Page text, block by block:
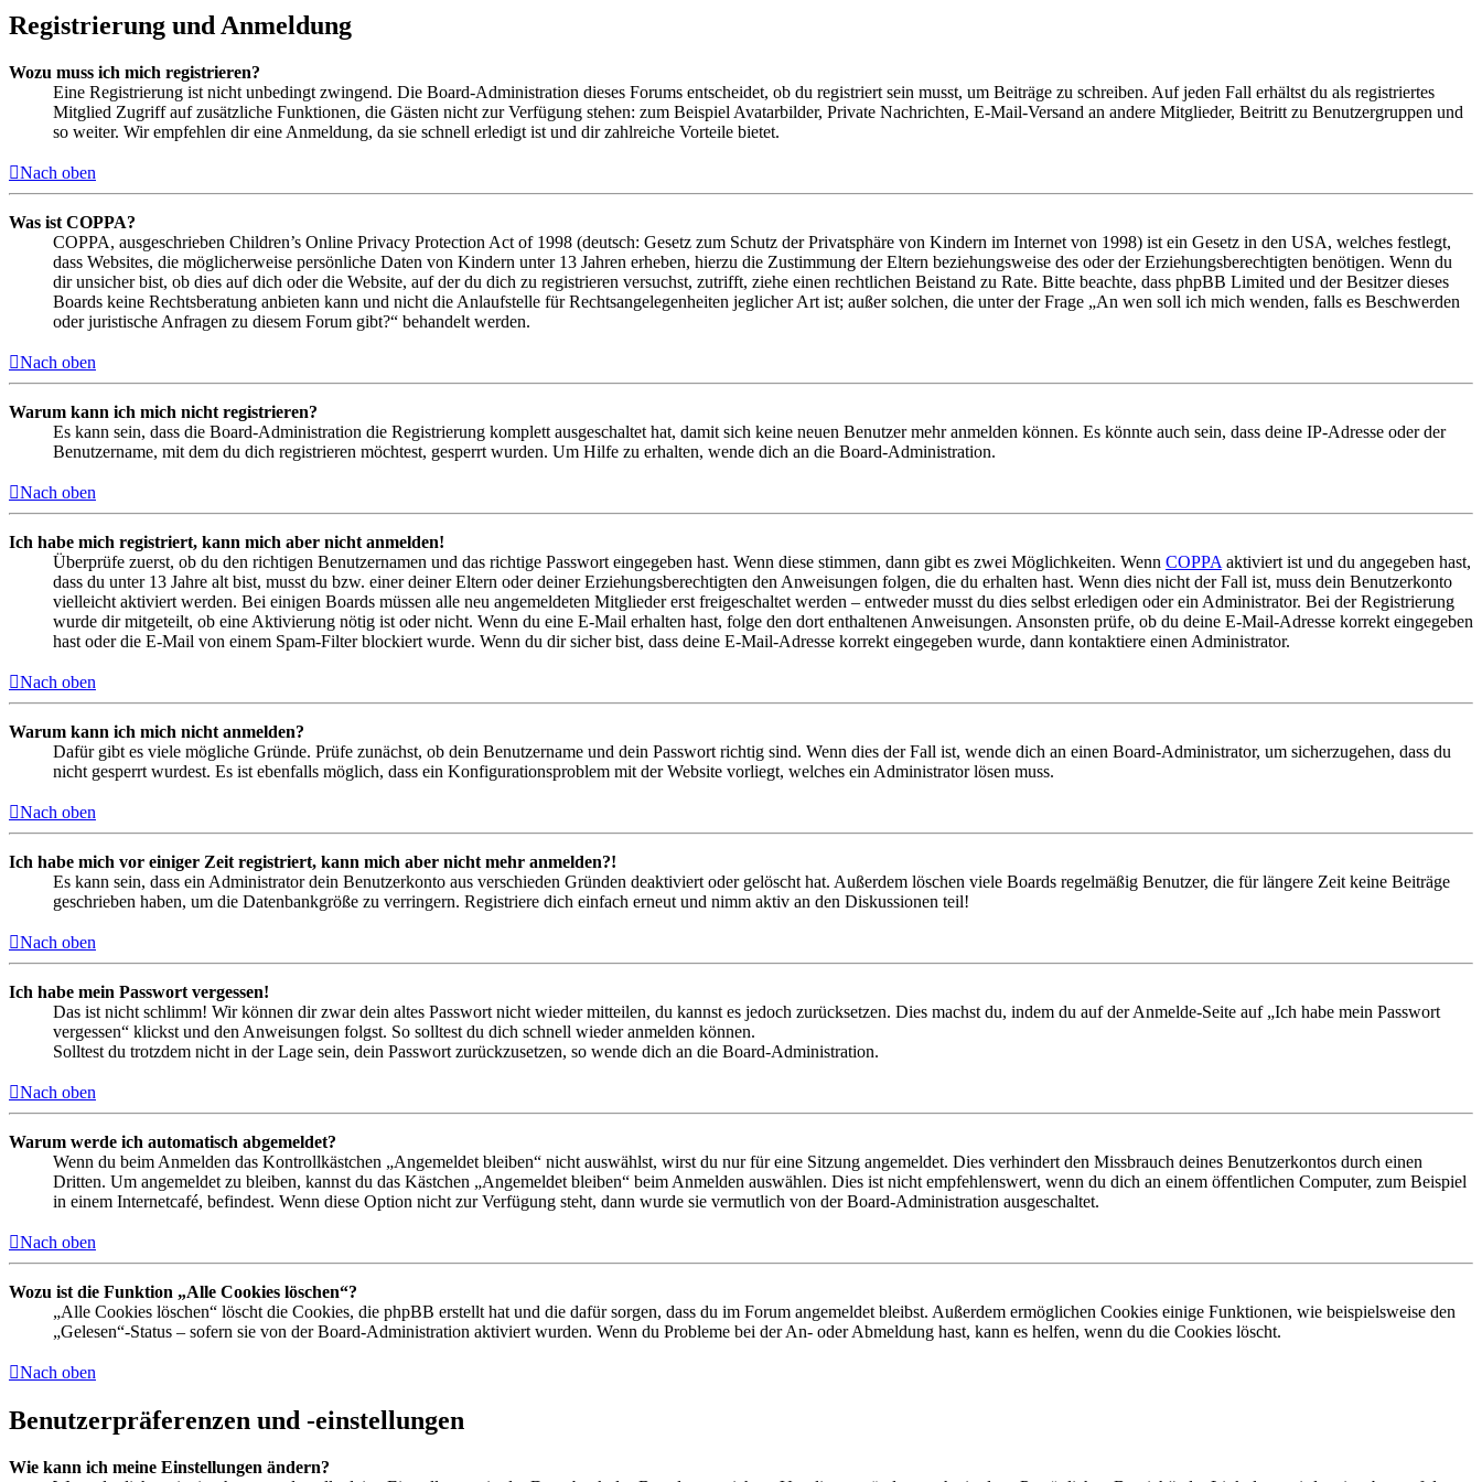
Registrierung und Anmeldung
Wozu muss ich mich registrieren?
Eine Registrierung ist nicht unbedingt zwingend. Die Board-Administration dieses Forums entscheidet, ob du registriert sein musst, um Beiträge zu schreiben. Auf jeden Fall erhältst du als registriertes
Mitglied Zugriff auf zusätzliche Funktionen, die Gästen nicht zur Verfügung stehen: zum Beispiel Avatarbilder, Private Nachrichten, E-Mail-Versand an andere Mitglieder, Beitritt zu Benutzergruppen und
so weiter. Wir empfehlen dir eine Anmeldung, da sie schnell erledigt ist und dir zahlreiche Vorteile bietet.
Nach oben
Was ist COPPA?
COPPA, ausgeschrieben Children’s Online Privacy Protection Act of 1998 (deutsch: Gesetz zum Schutz der Privatsphäre von Kindern im Internet von 1998) ist ein Gesetz in den USA, welches festlegt,
dass Websites, die möglicherweise persönliche Daten von Kindern unter 13 Jahren erheben, hierzu die Zustimmung der Eltern beziehungsweise des oder der Erziehungsberechtigten benötigen. Wenn du
dir unsicher bist, ob dies auf dich oder die Website, auf der du dich zu registrieren versuchst, zutrifft, ziehe einen rechtlichen Beistand zu Rate. Bitte beachte, dass phpBB Limited und der Besitzer dieses
Boards keine Rechtsberatung anbieten kann und nicht die Anlaufstelle für Rechtsangelegenheiten jeglicher Art ist; außer solchen, die unter der Frage „An wen soll ich mich wenden, falls es Beschwerden
oder juristische Anfragen zu diesem Forum gibt?“ behandelt werden.
Nach oben
Warum kann ich mich nicht registrieren?
Es kann sein, dass die Board-Administration die Registrierung komplett ausgeschaltet hat, damit sich keine neuen Benutzer mehr anmelden können. Es könnte auch sein, dass deine IP-Adresse oder der
Benutzername, mit dem du dich registrieren möchtest, gesperrt wurden. Um Hilfe zu erhalten, wende dich an die Board-Administration.
Nach oben
Ich habe mich registriert, kann mich aber nicht anmelden!
Überprüfe zuerst, ob du den richtigen Benutzernamen und das richtige Passwort eingegeben hast. Wenn diese stimmen, dann gibt es zwei Möglichkeiten. Wenn COPPA aktiviert ist und du angegeben hast,
dass du unter 13 Jahre alt bist, musst du bzw. einer deiner Eltern oder deiner Erziehungsberechtigten den Anweisungen folgen, die du erhalten hast. Wenn dies nicht der Fall ist, muss dein Benutzerkonto
vielleicht aktiviert werden. Bei einigen Boards müssen alle neu angemeldeten Mitglieder erst freigeschaltet werden – entweder musst du dies selbst erledigen oder ein Administrator. Bei der Registrierung
wurde dir mitgeteilt, ob eine Aktivierung nötig ist oder nicht. Wenn du eine E-Mail erhalten hast, folge den dort enthaltenen Anweisungen. Ansonsten prüfe, ob du deine E-Mail-Adresse korrekt eingegeben
hast oder die E-Mail von einem Spam-Filter blockiert wurde. Wenn du dir sicher bist, dass deine E-Mail-Adresse korrekt eingegeben wurde, dann kontaktiere einen Administrator.
Nach oben
Warum kann ich mich nicht anmelden?
Dafür gibt es viele mögliche Gründe. Prüfe zunächst, ob dein Benutzername und dein Passwort richtig sind. Wenn dies der Fall ist, wende dich an einen Board-Administrator, um sicherzugehen, dass du
nicht gesperrt wurdest. Es ist ebenfalls möglich, dass ein Konfigurationsproblem mit der Website vorliegt, welches ein Administrator lösen muss.
Nach oben
Ich habe mich vor einiger Zeit registriert, kann mich aber nicht mehr anmelden?!
Es kann sein, dass ein Administrator dein Benutzerkonto aus verschieden Gründen deaktiviert oder gelöscht hat. Außerdem löschen viele Boards regelmäßig Benutzer, die für längere Zeit keine Beiträge
geschrieben haben, um die Datenbankgröße zu verringern. Registriere dich einfach erneut und nimm aktiv an den Diskussionen teil!
Nach oben
Ich habe mein Passwort vergessen!
Das ist nicht schlimm! Wir können dir zwar dein altes Passwort nicht wieder mitteilen, du kannst es jedoch zurücksetzen. Dies machst du, indem du auf der Anmelde-Seite auf „Ich habe mein Passwort
vergessen“ klickst und den Anweisungen folgst. So solltest du dich schnell wieder anmelden können.
Solltest du trotzdem nicht in der Lage sein, dein Passwort zurückzusetzen, so wende dich an die Board-Administration.
Nach oben
Warum werde ich automatisch abgemeldet?
Wenn du beim Anmelden das Kontrollkästchen „Angemeldet bleiben“ nicht auswählst, wirst du nur für eine Sitzung angemeldet. Dies verhindert den Missbrauch deines Benutzerkontos durch einen
Dritten. Um angemeldet zu bleiben, kannst du das Kästchen „Angemeldet bleiben“ beim Anmelden auswählen. Dies ist nicht empfehlenswert, wenn du dich an einem öffentlichen Computer, zum Beispiel
in einem Internetcafé, befindest. Wenn diese Option nicht zur Verfügung steht, dann wurde sie vermutlich von der Board-Administration ausgeschaltet.
Nach oben
Wozu ist die Funktion „Alle Cookies löschen“?
„Alle Cookies löschen“ löscht die Cookies, die phpBB erstellt hat und die dafür sorgen, dass du im Forum angemeldet bleibst. Außerdem ermöglichen Cookies einige Funktionen, wie beispielsweise den
„Gelesen“-Status – sofern sie von der Board-Administration aktiviert wurden. Wenn du Probleme bei der An- oder Abmeldung hast, kann es helfen, wenn du die Cookies löscht.
Nach oben
Benutzerpräferenzen und -einstellungen
Wie kann ich meine Einstellungen ändern?